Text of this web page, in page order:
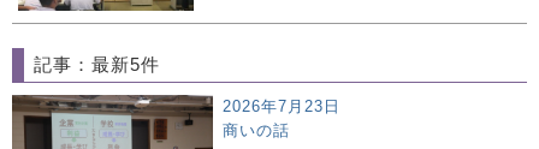
記事：最新5件
2026年7月23日
商いの話